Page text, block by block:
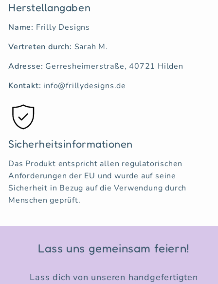
Herstellangaben
Name: Frilly Designs
Vertreten durch: Sarah M.
Adresse: Gerresheimerstraße, 40721 Hilden
Kontakt: info@frillydesigns.de
Sicherheitsinformationen
Das Produkt entspricht allen regulatorischen
Anforderungen der EU und wurde auf seine
Sicherheit in Bezug auf die Verwendung durch
Menschen geprüft.
Lass uns gemeinsam feiern!
Lass dich von unseren handgefertigten